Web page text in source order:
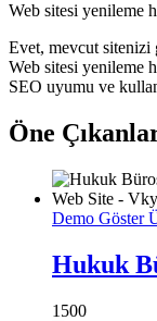
Web sitesi yenileme
Evet, mevcut
Web sitesi yenileme
SEO uyumu ve
Öne
Demo Göster
Hukuk
1500